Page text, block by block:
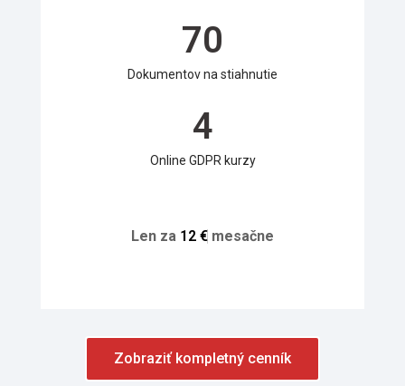
Dokumentov na stiahnutie
70
Online GDPR kurzy
4
Len za 1 2 € mesačne
Zobraziť kompletný cenník